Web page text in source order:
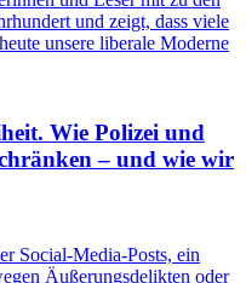
und zeigt, dass viele
unsere liberale Moderne
Wie Polizei und
– und wie wir
Social-Media-Posts, ein
Äußerungsdelikten oder